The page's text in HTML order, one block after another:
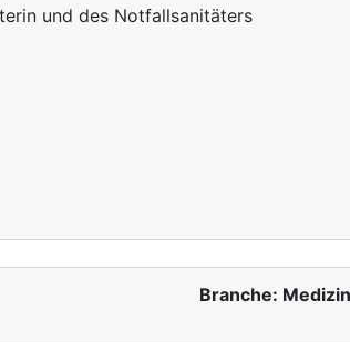
und des Notfallsanitäters
Branche: